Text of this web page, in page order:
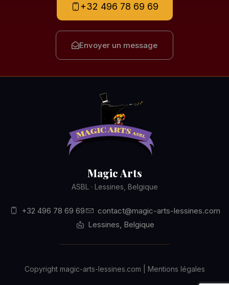
+32 496 78 69 69
Envoyer un message
Magic Arts
ASBL · Lessines, Belgique
+32 496 78 69 69
contact@magic-arts-lessines.com
Lessines, Belgique
Copyright magic-arts-lessines.com | Mentions légales